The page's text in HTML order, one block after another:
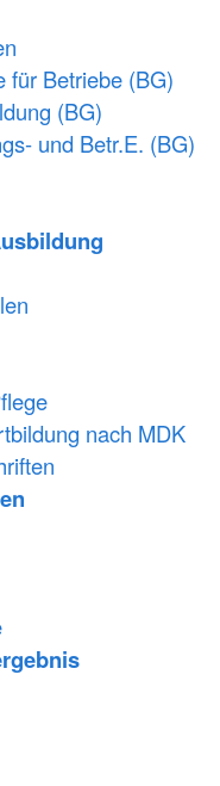
für Betriebe (BG)
(BG)
und Betr.E. (BG)
nach MDK